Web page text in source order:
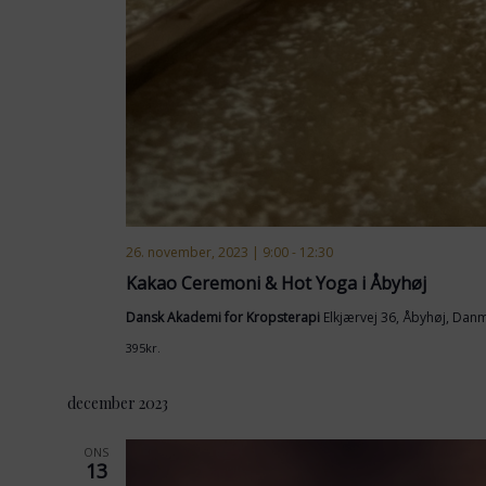
Kakao Ceremoni & Hot Yoga i Åbyhøj
26. november, 2023 | 9:00- 12:30
Dansk Akademi for Kropsterapi Elkjærvej 36, Åbyhøj,
395kr.
december 2023
ONS
13